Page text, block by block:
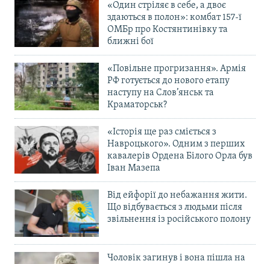
«Один стріляє в себе, а двоє
здаються в полон»: комбат 157-ї
ОМБр про Костянтинівку та
ближні бої
«Повільне прогризання». Армія
РФ готується до нового етапу
наступу на Слов’янськ та
Краматорськ?
«Історія ще раз сміється з
Навроцького». Одним з перших
кавалерів Ордена Білого Орла був
Іван Мазепа
Від ейфорії до небажання жити.
Що відбувається з людьми після
звільнення із російського полону
Чоловік загинув і вона пішла на